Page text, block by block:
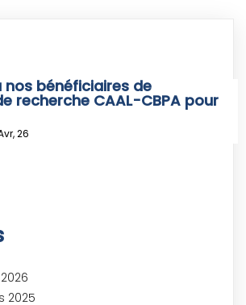
nos bénéficiaires de
recherche CAAL-CBPA pour
26
2025